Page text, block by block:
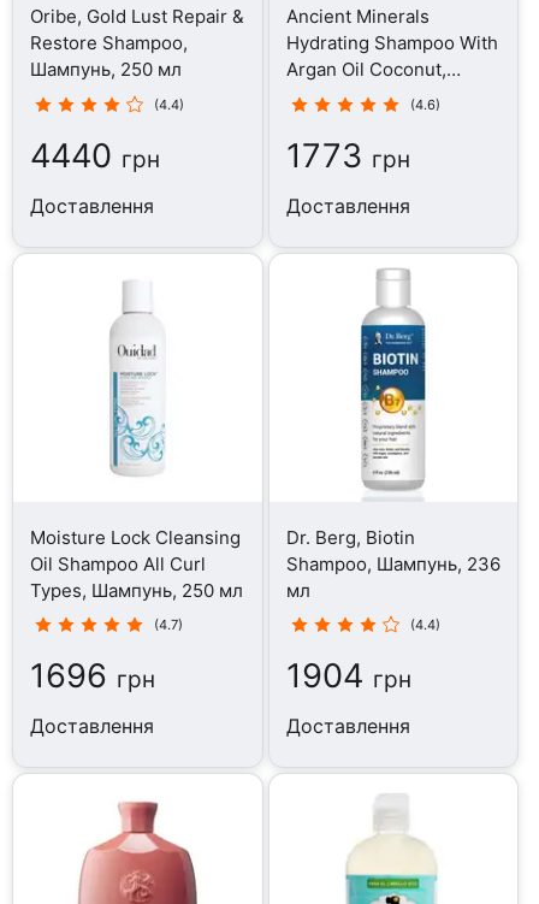
Oribe, Gold Lust Repair &
Restore Shampoo,
Шампунь, 250 мл
(4.4)
4440 грн
Доставлення
Ancient Minerals
Hydrating Shampoo With
Argan Oil Coconut,
Шампунь, 473 мл
(4.6)
1773 грн
Доставлення
Moisture Lock Cleansing
Oil Shampoo All Curl
Types, Шампунь, 250 мл
(4.7)
1696 грн
Доставлення
Dr. Berg, Biotin
Shampoo, Шампунь, 236
мл
(4.4)
1904 грн
Доставлення